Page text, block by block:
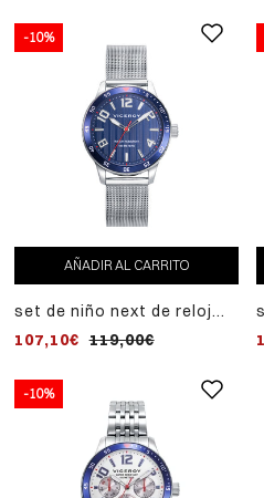
regalo.
-10%
AÑADIR AL CARRITO
set de niño next de reloj
acero y pulsera de
107,10€ 119,00€
-10%